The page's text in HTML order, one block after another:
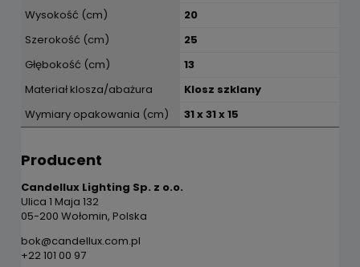
Wysokość (cm)
20
Szerokość (cm)
25
Głębokość (cm)
13
Materiał klosza/abażura
Klosz szklany
Wymiary opakowania (cm)
31 x 31 x 15
Producent
Candellux Lighting Sp. z o.o.
Ulica 1 Maja 132
05-200 Wołomin, Polska
bok@candellux.com.pl
+22 101 00 97